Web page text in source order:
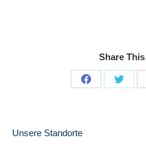
Share
Share
Share
Unsere Standorte